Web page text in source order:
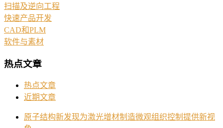
扫描及逆向工程
快速产品开发
CAD和PLM
软件与素材
热点文章
热点文章
近期文章
原子结构新发现为激光增材制造微观组织控制提供新视